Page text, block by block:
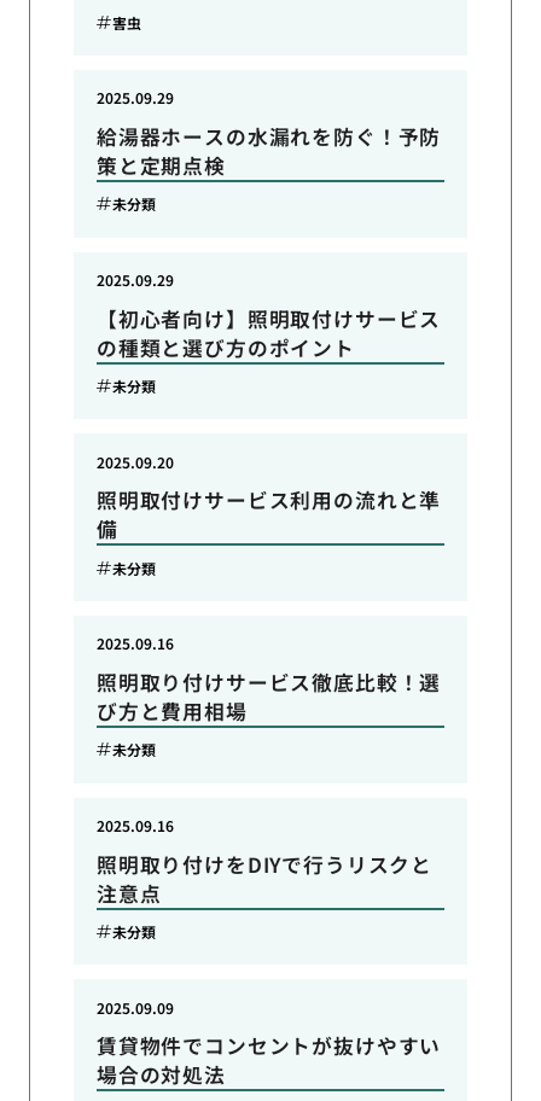
害虫
給湯器ホースの水漏れを防ぐ！予防
策と定期点検
2025.09.29
未分類
【初心者向け】照明取付けサービス
の種類と選び方のポイント
2025.09.29
未分類
照明取付けサービス利用の流れと準
備
2025.09.20
未分類
照明取り付けサービス徹底比較！選
び方と費用相場
2025.09.16
未分類
照明取り付けをDIYで行うリスクと
注意点
2025.09.16
未分類
賃貸物件でコンセントが抜けやすい
場合の対処法
2025.09.09